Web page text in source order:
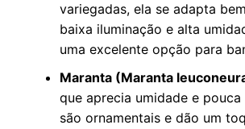
variegadas, ela se adapta
baixa iluminação e alta
uma excelente opção para
Maranta (Maranta
que aprecia umidade e
são ornamentais e dão um